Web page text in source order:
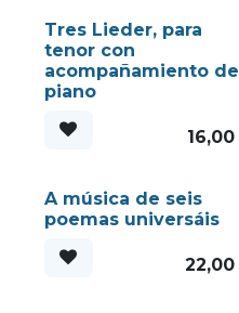
Tres Lieder, para
tenor con
acompañamiento de
piano
16,00
A música de seis
poemas universáis
22,00